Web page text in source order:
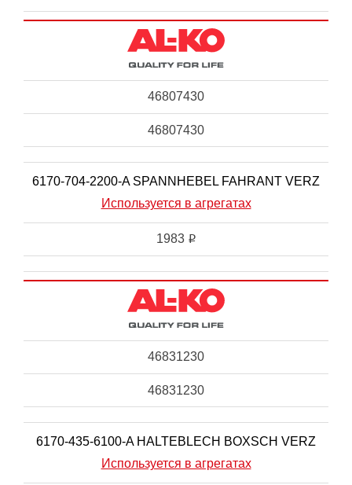
46807430
46807430
6170-704-2200-A SPANNHEBEL FAHRANT VERZ
Используется в агрегатах
1983 i
46831230
46831230
6170-435-6100-A HALTEBLECH BOXSCH VERZ
Используется в агрегатах